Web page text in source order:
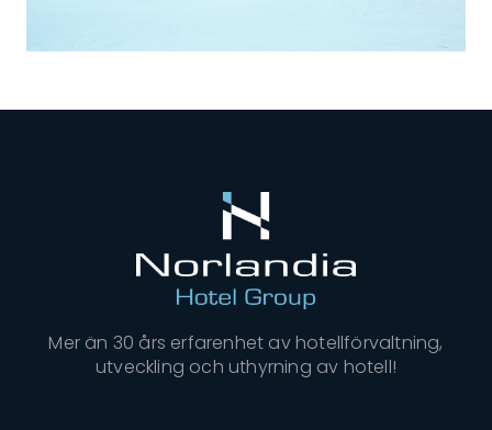
Mer än 30 års erfarenhet av hotellförvaltning,
utveckling och uthyrning av hotell!